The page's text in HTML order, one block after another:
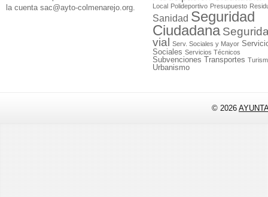
la cuenta sac@ayto-colmenarejo.org.
Local Polideportivo Presupuesto
Sanidad Seguridad
Ciudadana
vial
Serv. Sociales y Mayor
Sociales Servicios Técnicos
Subvenciones Transportes
Urbanismo
© 2026